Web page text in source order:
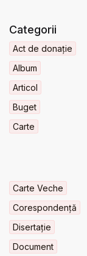
Categorii
Act de donație
Album
Articol
Buget
Carte
Carte Veche
Corespondență
Disertație
Document